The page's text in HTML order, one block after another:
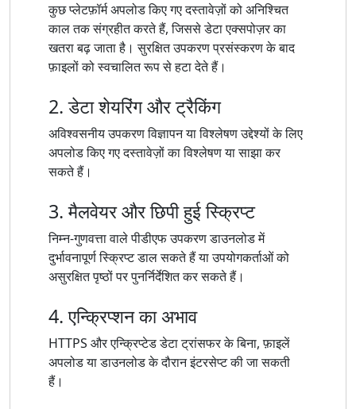
कुछ प्लेटफ़ॉर्म अपलोड किए गए दस्तावेज़ों को अनिश्चित
काल तक संग्रहीत करते हैं, जिससे डेटा एक्सपोज़र का
खतरा बढ़ जाता है। सुरक्षित उपकरण प्रसंस्करण के बाद
फ़ाइलों को स्वचालित रूप से हटा देते हैं।
2. डेटा शेयरिंग और ट्रैकिंग
अविश्वसनीय उपकरण विज्ञापन या विश्लेषण उद्देश्यों के लिए
अपलोड किए गए दस्तावेज़ों का विश्लेषण या साझा कर
सकते हैं।
3. मैलवेयर और छिपी हुई स्क्रिप्ट
निम्न-गुणवत्ता वाले पीडीएफ उपकरण डाउनलोड में
दुर्भावनापूर्ण स्क्रिप्ट डाल सकते हैं या उपयोगकर्ताओं को
असुरक्षित पृष्ठों पर पुनर्निर्देशित कर सकते हैं।
4. एन्क्रिप्शन का अभाव
HTTPS और एन्क्रिप्टेड डेटा ट्रांसफर के बिना, फ़ाइलें
अपलोड या डाउनलोड के दौरान इंटरसेप्ट की जा सकती
हैं।